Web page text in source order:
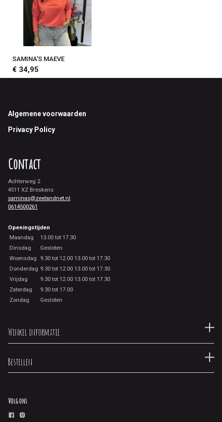
SAMINA'S MAEVE
€ 34,95
Footer
Algemene voorwaarden
Privacy Policy
Contact
Achterweg 2
4511 XZ Breskens
saminas@zeelandnet.nl
0614500261
Openingstijden
Maandag
13.00 tot 17.30
Dinsdag
Gesloten
Woensdag
9.30 tot 12.00 13.00 tot 17.30
Donderdag 9.30 tot 12.00 13.00 tot 17.30
Vrijdag
9.30 tot 12.00 13.00 tot 17.30
Zaterdag
9.30 tot 17.00
Zondag
Gesloten
Winkel informatie
Bestellen
Volg ons